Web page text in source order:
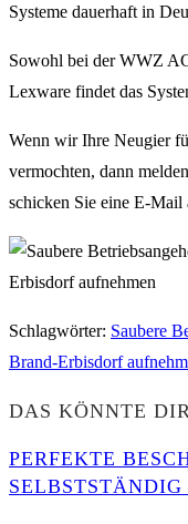
Systeme dauerhaft in
Sowohl bei der WWZ
Lexware findet das
Wenn wir Ihre Neugier
vermochten, dann
schicken Sie eine E-
Schlagwörter: Saubere
Brand-Erbisdorf
DAS KÖNNTE
PERFEKTE